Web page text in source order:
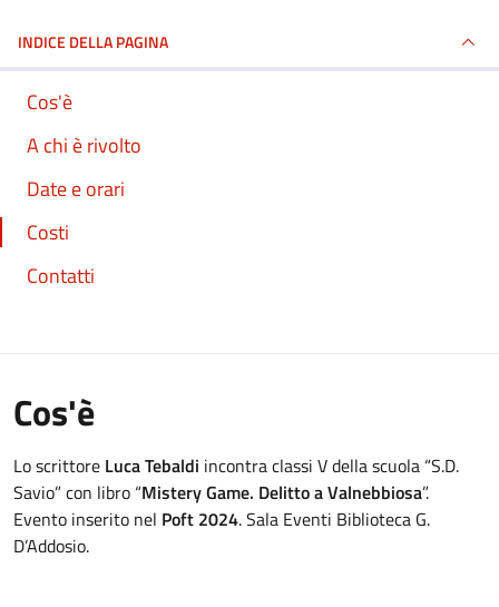
INDICE DELLA PAGINA
Cos'è
A chi è rivolto
Date e orari
Costi
Contatti
Cos'è
Lo scrittore Luca Tebaldi incontra classi V della scuola “S.D.
Savio” con libro “Mistery Game. Delitto a Valnebbiosa”.
Evento inserito nel Poft 2024. Sala Eventi Biblioteca G.
D’Addosio.